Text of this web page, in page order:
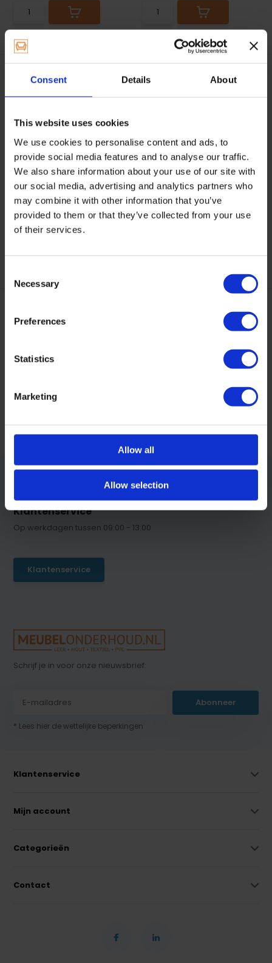
Consent Details About
This website uses cookies
We use cookies to personalise content and ads, to
provide social media features and to analyse our traffic.
We also share information about your use of our site with
our social media, advertising and analytics partners who
may combine it with other information that you’ve
provided to them or that they’ve collected from your use
of their services.
Selection
Necessary
Preferences
Statistics
Marketing
Allow all
Allow selection
Wood Power Cleaner
Krachtige reiniger en
ontvetter voor zowel behan...
Op voorraad
8,95
Wood Repair Set
Complete hout reparatieset
voor het maskeren/rep...
Op voorraad
12,95
De keuze van het onderhoudsmiddel voor uw houten meubel
Kenmerken hout met een waslaag:
meestal redelijk
kwetsbaar in gebruik, gebruikskenmerken worden snel
zichtbaar.
Klantenservice
Op werkdagen tussen 09:00 - 13:00
Klantenservice
Schrijf je in voor onze nieuwsbrief:
Abonneer
* Lees hier de wettelijke beperkingen
Klantenservice
Mijn account
Categorieën
Contact